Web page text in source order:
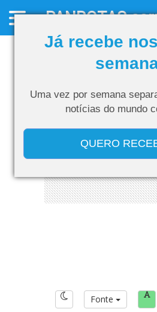
Já recebe
Uma vez por semana
notícias do mundo
QUERO
PANROTAS
Fonte